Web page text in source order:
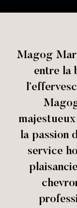
Magog
entre la
la passion
service